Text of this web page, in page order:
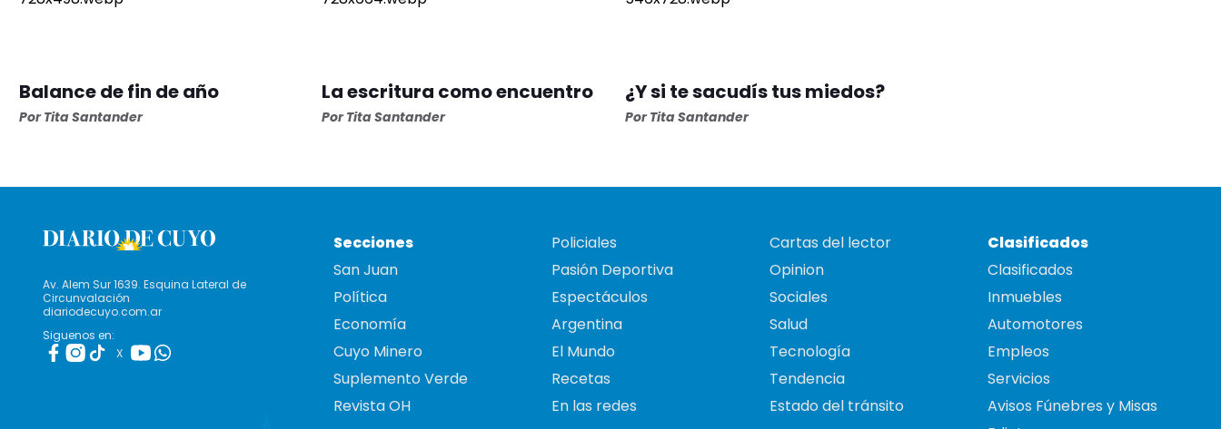
Balance de fin de año
Por Tita Santander
La escritura como encuentro
Por Tita Santander
¿Y si te sacudís tus miedos?
Por Tita Santander
Av. Alem Sur 1639. Esquina Lateral de
Circunvalación
diariodecuyo.com.ar
Siguenos en:
X
Secciones
San Juan
Política
Economía
Cuyo Minero
Suplemento Verde
Revista OH
Policiales
Pasión Deportiva
Espectáculos
Argentina
El Mundo
Recetas
En las redes
Cartas del lector
Opinion
Sociales
Salud
Tecnología
Tendencia
Estado del tránsito
Clasificados
Clasificados
Inmuebles
Automotores
Empleos
Servicios
Avisos Fúnebres y Misas